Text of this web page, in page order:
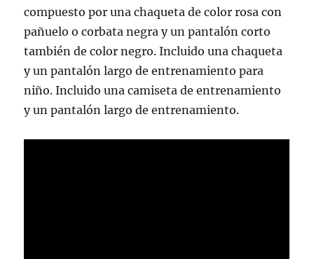
compuesto por una chaqueta de color rosa con
pañuelo o corbata negra y un pantalón corto
también de color negro. Incluido una chaqueta
y un pantalón largo de entrenamiento para
niño. Incluido una camiseta de entrenamiento
y un pantalón largo de entrenamiento.